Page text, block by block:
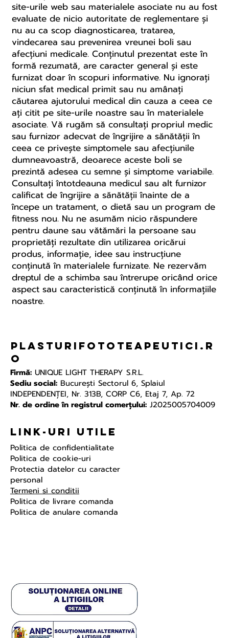
site-urile web sau materialele asociate nu au fost
evaluate de nicio autoritate de reglementare și
nu au ca scop diagnosticarea, tratarea,
vindecarea sau prevenirea vreunei boli sau
afecțiuni medicale. Conținutul prezentat este în
formă rezumată, are caracter general și este
furnizat doar în scopuri informative. Nu ignorați
niciun sfat medical primit sau nu amânați
căutarea ajutorului medical din cauza a ceea ce
ați citit pe site-urile noastre sau în materialele
asociate. Vă rugăm să consultați propriul medic
sau furnizor adecvat de îngrijire a sănătății în
ceea ce privește simptomele sau afecțiunile
dumneavoastră, deoarece aceste boli se
prezintă adesea cu semne și simptome variabile.
Consultați întotdeauna medicul sau alt furnizor
calificat de îngrijire a sănătății înainte de a
începe un tratament, o dietă sau un program de
fitness nou. Nu ne asumăm nicio răspundere
pentru daune sau vătămări la persoane sau
proprietăți rezultate din utilizarea oricărui
produs, informație, idee sau instrucțiune
conținută în materialele furnizate. Ne rezervăm
dreptul de a schimba sau întrerupe oricând orice
aspect sau caracteristică conținută în informațiile
noastre.
plasturifototeapeutici.r
o
Firmă: UNIQUE LIGHT THERAPY S.R.L.
Sediu social: Bucureşti Sectorul 6, Splaiul
INDEPENDENŢEI, Nr. 313B, CORP C6, Etaj 7, Ap. 72
Nr. de ordine în registrul comerțului: J2025005704009
Link-uri Utile
Politica de confidentialitate
Politica de cookie-uri
Protectia datelor cu caracter
personal
Termeni si conditii
Politica de livrare comanda
Politica de anulare comanda